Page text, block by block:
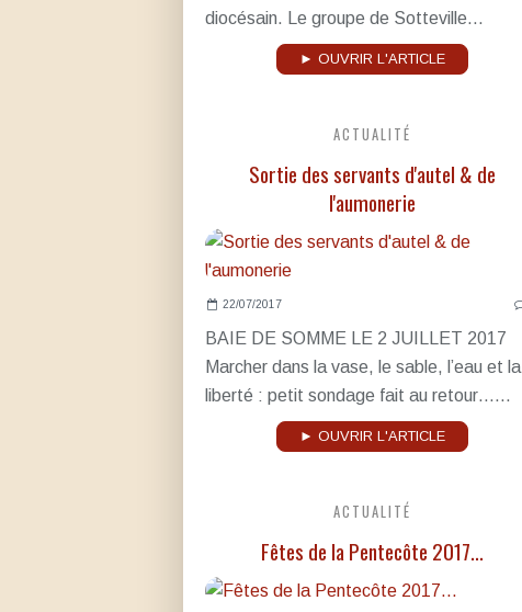
diocésain. Le groupe de Sotteville...
► OUVRIR L'ARTICLE
ACTUALITÉ
Sortie des servants d'autel & de
l'aumonerie
22/07/2017
BAIE DE SOMME LE 2 JUILLET 2017
Marcher dans la vase, le sable, l’eau et la
liberté : petit sondage fait au retour…...
► OUVRIR L'ARTICLE
ACTUALITÉ
Fêtes de la Pentecôte 2017...